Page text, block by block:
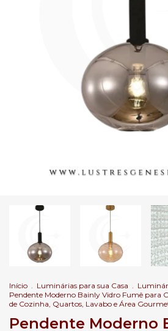
Início . Luminárias para sua Casa .
Pendente Moderno Bainly Vidro Fumê para
de Cozinha, Quartos, Lavabo e Área
Pendente Moderno